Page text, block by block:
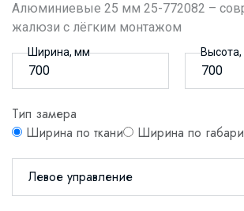
Алюминиевые 25 мм 25-772082 –
жалюзи с лёгким монтажом
Ширина, мм
Тип замера
Ширина по ткани
Ширина по
Левое управление